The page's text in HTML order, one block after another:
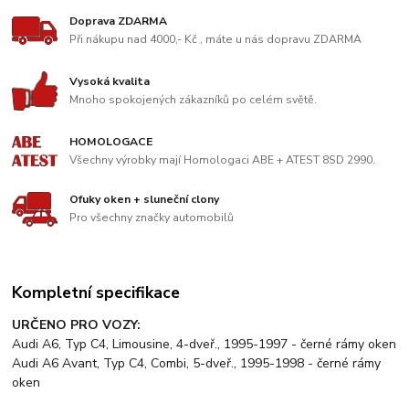
Doprava ZDARMA
Při nákupu nad 4000,- Kč , máte u nás dopravu ZDARMA
Vysoká kvalita
Mnoho spokojených zákazníků po celém světě.
HOMOLOGACE
Všechny výrobky mají Homologaci ABE + ATEST 8SD 2990.
Ofuky oken + sluneční clony
Pro všechny značky automobilů
Kompletní specifikace
URČENO PRO VOZY:
Audi A6, Typ C4, Limousine, 4-dveř., 1995-1997 - černé rámy oken
Audi A6 Avant, Typ C4, Combi, 5-dveř., 1995-1998 - černé rámy
oken